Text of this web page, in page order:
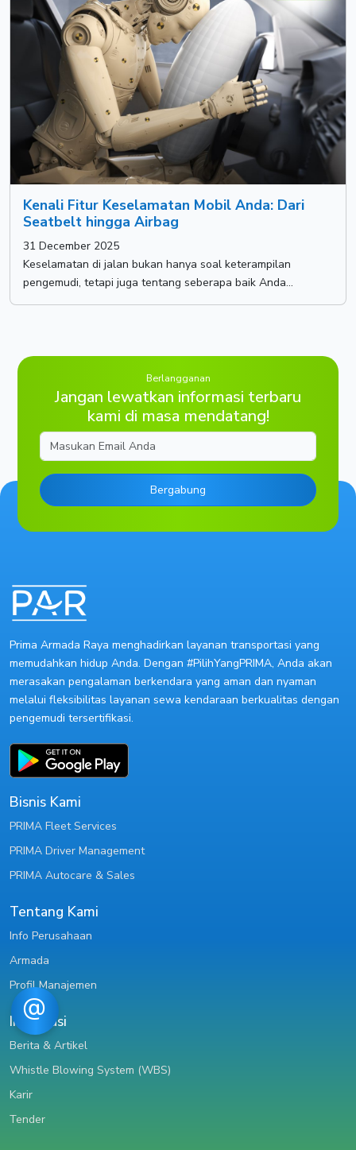
Kenali Fitur Keselamatan Mobil Anda: Dari
Seatbelt hingga Airbag
31 December 2025
Keselamatan di jalan bukan hanya soal keterampilan
pengemudi, tetapi juga tentang seberapa baik Anda...
Berlangganan
Jangan lewatkan informasi terbaru
kami di masa mendatang!
Bergabung
Prima Armada Raya menghadirkan layanan transportasi yang
memudahkan hidup Anda. Dengan #PilihYangPRIMA, Anda akan
merasakan pengalaman berkendara yang aman dan nyaman
melalui fleksibilitas layanan sewa kendaraan berkualitas dengan
pengemudi tersertifikasi.
Bisnis Kami
PRIMA Fleet Services
PRIMA Driver Management
PRIMA Autocare & Sales
Tentang Kami
Info Perusahaan
Armada
Profil Manajemen
Informasi
Berita & Artikel
Whistle Blowing System (WBS)
Karir
Tender